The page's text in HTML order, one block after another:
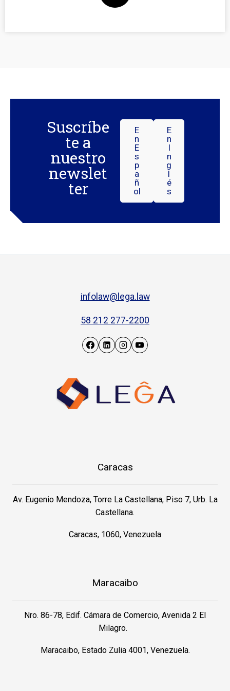
Suscríbe
te a
nuestro
newslet
ter
E
N
E
S
P
A
Ñ
Ol
E
N
I
N
G
L
É
S
infolaw@lega.law
58 212 277-2200
Caracas
Av. Eugenio Mendoza, Torre La Castellana, Piso 7, Urb. La
Castellana.
Caracas, 1060, Venezuela
Maracaibo
Nro. 86-78, Edif. Cámara de Comercio, Avenida 2 El
Milagro.
Maracaibo, Estado Zulia 4001, Venezuela.